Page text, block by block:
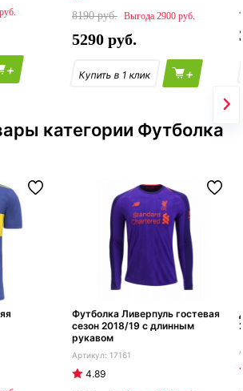
+
8190
2900
5290
+
категории Футболка
Футболка Ливерпуль гостевая
сезон 2018/19 с длинным
рукавом
17161
4.89